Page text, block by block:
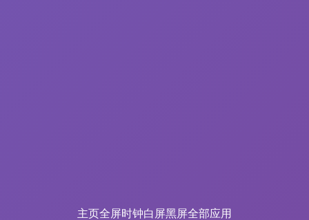
主页全屏时钟白屏黑屏全部应用